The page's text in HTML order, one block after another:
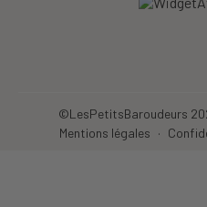
©LesPetitsBaroudeurs
Mentions légales